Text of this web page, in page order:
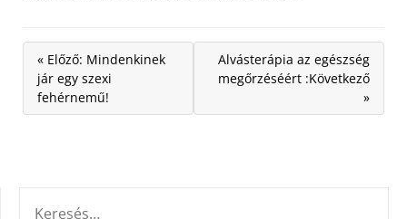
« Előző: Mindenkinek
jár egy szexi
fehérnemű!
Alvásterápia az egészség
megőrzéséért :Következő
»